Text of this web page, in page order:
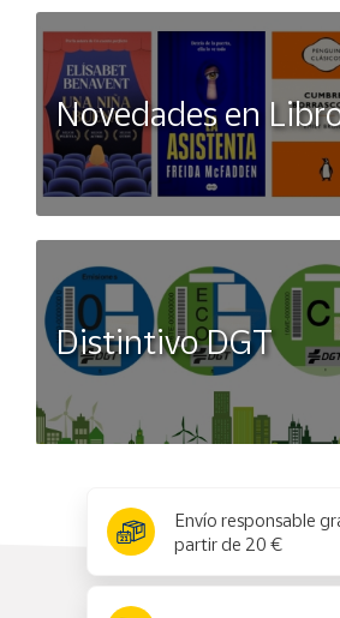
Novedades en
Distintivo DGT
Envío responsable
partir de 20 €